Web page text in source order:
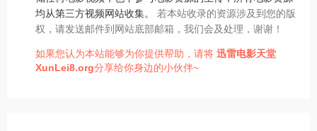
均从第三方视频网站收集。 若本站收录的资源涉及到您的版
权，请发送邮件到网站底部邮箱，我们会及处理，谢谢！
如果您认为本站能够为你提供帮助，请将 迅雷电影天堂
XunLei8.org分享给你身边的小伙伴~